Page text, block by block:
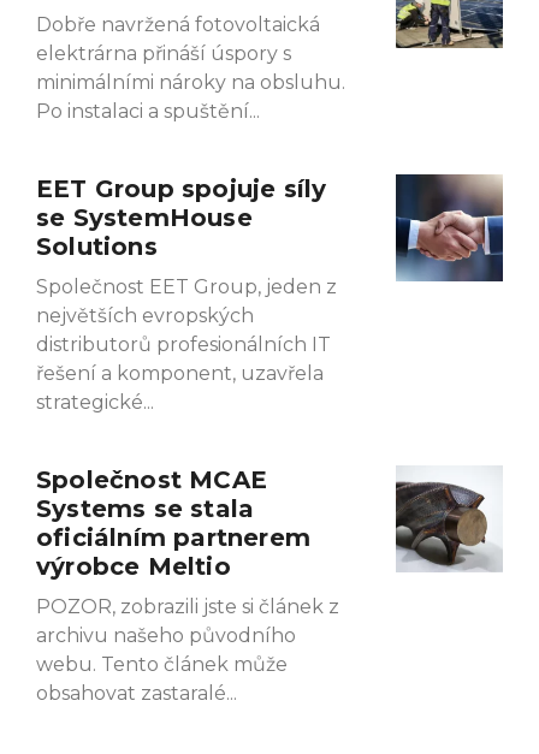
Dobře navržená fotovoltaická
elektrárna přináší úspory s
minimálními nároky na obsluhu.
Po instalaci a spuštění
EET Group spojuje síly
se SystemHouse
Solutions
Společnost EET Group, jeden z
největších evropských
distributorů profesionálních IT
řešení a komponent, uzavřela
strategické
Společnost MCAE
Systems se stala
oficiálním partnerem
výrobce Meltio
POZOR, zobrazili jste si článek z
archivu našeho původního
webu. Tento článek může
obsahovat zastaralé